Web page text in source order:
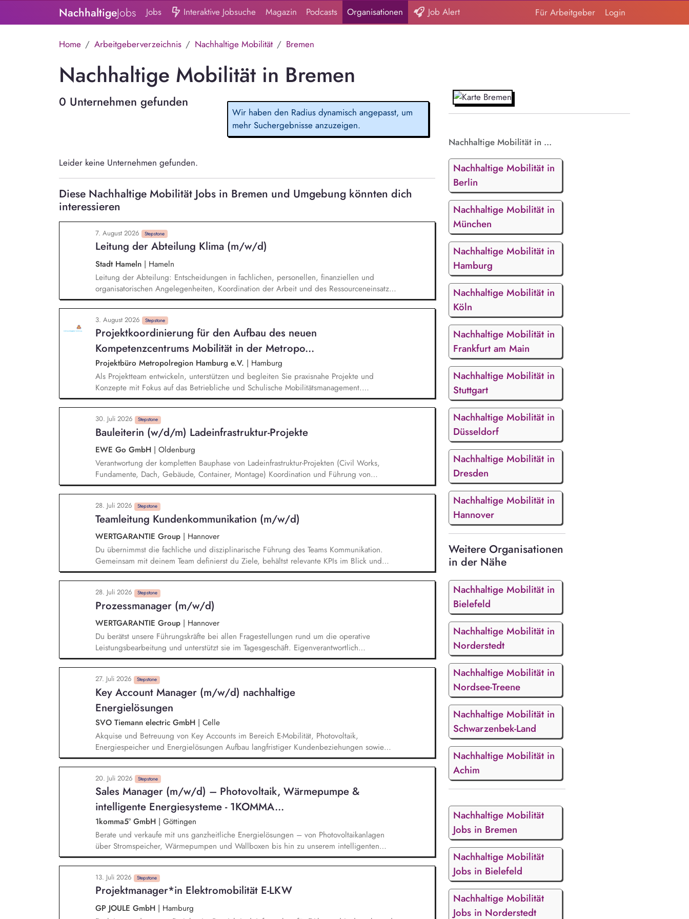
NachhaltigeJobs Jobs Interaktive Jobsuche Magazin Podcasts Organisationen Job Alert Für Arbeitgeber Login
Home Arbeitgeberverzeichnis Nachhaltige Mobilität Bremen
Nachhaltige Mobilität in Bremen
0 Unternehmen gefunden
Wir haben den Radius dynamisch angepasst, um
mehr Suchergebnisse anzuzeigen.
Leider keine Unternehmen gefunden.
Diese Nachhaltige Mobilität Jobs in Bremen und Umgebung könnten dich
interessieren
7. August 2026 Stepstone
Leitung der Abteilung Klima (m/w/d)
Stadt Hameln | Hameln
Leitung der Abteilung: Entscheidungen in fachlichen, personellen, finanziellen und
organisatorischen Angelegenheiten, Koordination der Arbeit und des Ressourceneinsatzes
sowie der Arbeitsverfahren und -mittel, konzeptioneller Aufbau der neuen Abteilung,
Etablierung und Positionierung des Themas Klima innerhalb der Verwaltungsorganisation,
fachbereichsübergreifende Steuerung und Koordination der Themen Klimaschutz,
Klimaanpassung, kommunale Wärmeplanung und Energiemanagement.
3. August 2026 Stepstone
Projektkoordinierung für den Aufbau des neuen
Kompetenzcentrums Mobilität in der Metropo...
Projektbüro Metropolregion Hamburg e.V. | Hamburg
Als Projektteam entwickeln, unterstützen und begleiten Sie praxisnahe Projekte und
Konzepte mit Fokus auf das Betriebliche und Schulische Mobilitätsmanagement.
konzipieren und erstellen Sie Informationsmaterialien für Unternehmen und Schulen zur
Förderung einer nachhaltigen Mobilität und beraten Einrichtungen bei der Einführung und
Umsetzung von Maßnahmen des Mobilitätsmanagements. organisieren und moderieren
Sie Netzwerkveranstaltungen, die Akteure der Region zusammenbringen und ihre
Zusammenarbeit fördern. identifizieren und akquirieren Sie mögliche weitere Finanz- und
Fördermittel für Projekte im Kontext des Schulischen und Betrieblichen
Mobilitätsmanagements.
30. Juli 2026 Stepstone
Bauleiterin (w/d/m) Ladeinfrastruktur-Projekte
EWE Go GmbH | Oldenburg
Verantwortung der kompletten Bauphase von Ladeinfrastruktur-Projekten (Civil Works,
Fundamente, Dach, Gebäude, Container, Montage) Koordination und Führung von
Bauunternehmen, Installateuren und Nachunternehmern auf der Baustelle Überwachung
von Terminen, Baufortschritt, Qualität, Arbeitssicherheit und Umweltauflagen Sicherstellung
der Einhaltung von Genehmigungen, Bauplänen, technischen Spezifikationen und HSE-
Vorgaben Enge Abstimmung mit der Baukoordination und Lieferanten zur Umsetzung der
Projektanforderungen
28. Juli 2026 Stepstone
Teamleitung Kundenkommunikation (m/w/d)
WERTGARANTIE Group | Hannover
Du übernimmst die fachliche und disziplinarische Führung des Teams Kommunikation.
Gemeinsam mit deinem Team definierst du Ziele, behältst relevante KPIs im Blick und
stellst deren Erreichung sicher. Du führst regelmäßige Teammeetings sowie Feedback- und
Mitarbeitergespräche und förderst die individuelle Weiterentwicklung deiner
Mitarbeitenden. Du analysierst und optimierst die Arbeitsabläufe im Kundenservice und
entwickelst Prozesse kontinuierlich weiter. In herausfordernden Situationen führst du
professionell Eskalations- und Deeskalationsgespräche und findest nachhaltige Lösungen.
28. Juli 2026 Stepstone
Prozessmanager (m/w/d)
WERTGARANTIE Group | Hannover
Du berätst unsere Führungskräfte bei allen Fragestellungen rund um die operative
Leistungsbearbeitung und unterstützt sie im Tagesgeschäft. Eigenverantwortlich
übernimmst du die (Teil-)Verantwortung für die Analyse, Weiterentwicklung und
Dokumentation unserer Schadenregulierungsprozesse. Mit deinem Blick für
Optimierungspotenziale identifizierst du Verbesserungsmöglichkeiten in unseren
Prozessen und setzt passende Maßnahmen erfolgreich um. Darüber hinaus planst,
koordinierst und wertest du Tests unserer Tools zur Schadenabwicklung aus.
27. Juli 2026 Stepstone
Key Account Manager (m/w/d) nachhaltige
Energielösungen
SVO Tiemann electric GmbH | Celle
Akquise und Betreuung von Key Accounts im Bereich E-Mobilität, Photovoltaik,
Energiespeicher und Energielösungen Aufbau langfristiger Kundenbeziehungen sowie
aktive Neukundengewinnung Identifikation neuer Marktpotenziale inkl. Markt- und
Wettbewerbsanalyse zur Weiterentwicklung des Produkt- und Leistungsportfolios Beratung
von Kunden zu technischen und wirtschaftlichen Lösungen im E-Mobilität, PV/Speicher-
Bereich Erstellung von Angeboten und Kalkulationen sowie Durchführen von
Vertragsverhandlungen Koordination von Projekten in Zusammenarbeit mit Technik,
Planung und Montage
20. Juli 2026 Stepstone
Sales Manager (m/w/d) – Photovoltaik, Wärmepumpe &
intelligente Energiesysteme - 1KOMMA...
1komma5° GmbH | Göttingen
Berate und verkaufe mit uns ganzheitliche Energielösungen – von Photovoltaikanlagen
über Stromspeicher, Wärmepumpen und Wallboxen bis hin zu unserem intelligenten
Energiemanagementsystem „Heartbeat
13. Juli 2026 Stepstone
Projektmanager*in Elektromobilität E-LKW
GP JOULE GmbH | Hamburg
Nachhaltige Mobilität in ...
Nachhaltige Mobilität in
Berlin
Nachhaltige Mobilität in
München
Nachhaltige Mobilität in
Hamburg
Nachhaltige Mobilität in
Köln
Nachhaltige Mobilität in
Frankfurt am Main
Nachhaltige Mobilität in
Stuttgart
Nachhaltige Mobilität in
Düsseldorf
Nachhaltige Mobilität in
Dresden
Nachhaltige Mobilität in
Hannover
Weitere Organisationen
in der Nähe
Nachhaltige Mobilität in
Bielefeld
Nachhaltige Mobilität in
Norderstedt
Nachhaltige Mobilität in
Nordsee-Treene
Nachhaltige Mobilität in
Schwarzenbek-Land
Nachhaltige Mobilität in
Achim
Nachhaltige Mobilität
Jobs in Bremen
Nachhaltige Mobilität
Jobs in Bielefeld
Nachhaltige Mobilität
Jobs in Norderstedt